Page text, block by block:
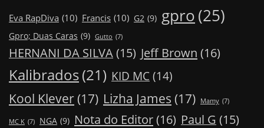
Eva RapDiva (10) Francis (10) G2 (9) gpro(25)
Gpro; Duas Caras (9) Gutto (7)
HERNANI DA SILVA(15) Jeff Brown (16)
Kalibrados(21) KID MC (14)
Kool Klever (17) Lizha James (17) Mamy (7)
MC K (7) NGA (9) Nota do Editor(16) Paul G (15)